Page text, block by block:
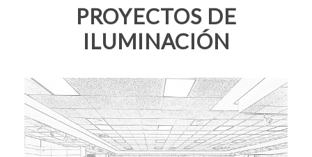
PROYECTOS DE
ILUMINACIÓN